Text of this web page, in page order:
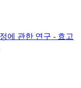
에 관한 연구 - 효고